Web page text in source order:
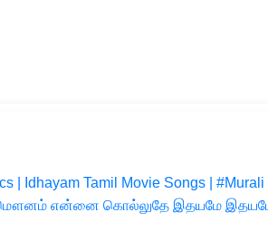
| Idhayam Tamil Movie Songs |
என்னை கொல்லுதே இதயமே இதயமே